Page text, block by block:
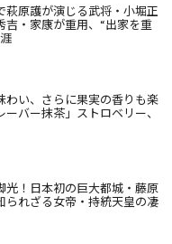
萩原護が演じる武将・小堀正
吉・家康が重用、“出家を重
わい、さらに果実の香りも楽
ーバー抹茶」ストロベリー、
光！日本初の巨大都城・藤原
られざる女帝・持統天皇の凄